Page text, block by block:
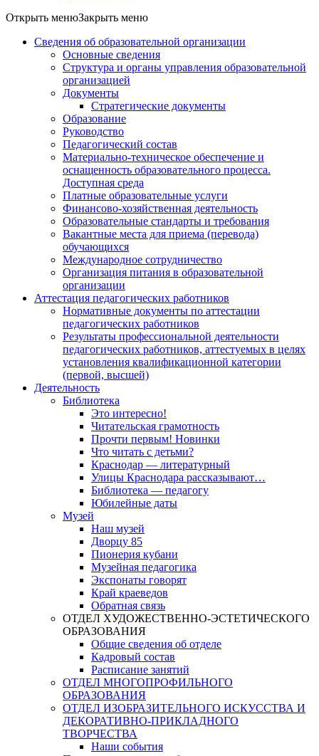
Открыть менюЗакрыть меню
Сведения об образовательной организации
Основные сведения
Структура и органы управления образовательной
организацией
Документы
Стратегические документы
Образование
Руководство
Педагогический состав
Материально-техническое обеспечение и
оснащенность образовательного процесса.
Доступная среда
Платные образовательные услуги
Финансово-хозяйственная деятельность
Образовательные стандарты и требования
Вакантные места для приема (перевода)
обучающихся
Международное сотрудничество
Организация питания в образовательной
организации
Аттестация педагогических работников
Нормативные документы по аттестации
педагогических работников
Результаты профессиональной деятельности
педагогических работников, аттестуемых в целях
установления квалификационной категории
(первой, высшей)
Деятельность
Библиотека
Это интересно!
Читательская грамотность
Прочти первым! Новинки
Что читать с детьми?
Краснодар — литературный
Улицы Краснодара рассказывают…
Библиотека — педагогу
Юбилейные даты
Музей
Наш музей
Дворцу 85
Пионерия кубани
Музейная педагогика
Экспонаты говорят
Край краеведов
Обратная связь
ОТДЕЛ ХУДОЖЕСТВЕННО-ЭСТЕТИЧЕСКОГО
ОБРАЗОВАНИЯ
Общие сведения об отделе
Кадровый состав
Расписание занятий
ОТДЕЛ МНОГОПРОФИЛЬНОГО
ОБРАЗОВАНИЯ
ОТДЕЛ ИЗОБРАЗИТЕЛЬНОГО ИСКУССТВА И
ДЕКОРАТИВНО-ПРИКЛАДНОГО
ТВОРЧЕСТВА
Наши события